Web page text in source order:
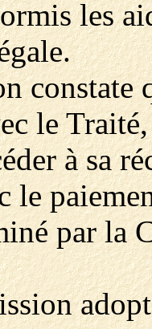
les
constate
le
à sa
le
par la